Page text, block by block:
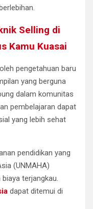
Selling di
Kamu Kuasai
pengetahuan baru
yang berguna
dalam komunitas
pembelajaran dapat
yang lebih sehat
pendidikan yang
(UNMAHA)
terjangkau.
dapat ditemui di